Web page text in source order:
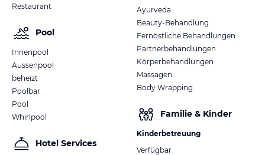
Restaurant
Pool
Innenpool
Aussenpool
beheizt
Poolbar
Pool
Whirlpool
Hotel Services
Ayurveda
Beauty-Behandlung
Fernöstliche Behandlungen
Partnerbehandlungen
Körperbehandlungen
Massagen
Body Wrapping
Familie & Kinder
Kinderbetreuung
Verfügbar